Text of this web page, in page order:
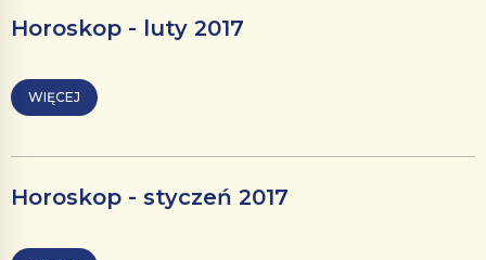
Horoskop - luty 2017
WIĘCEJ
Horoskop - styczeń 2017